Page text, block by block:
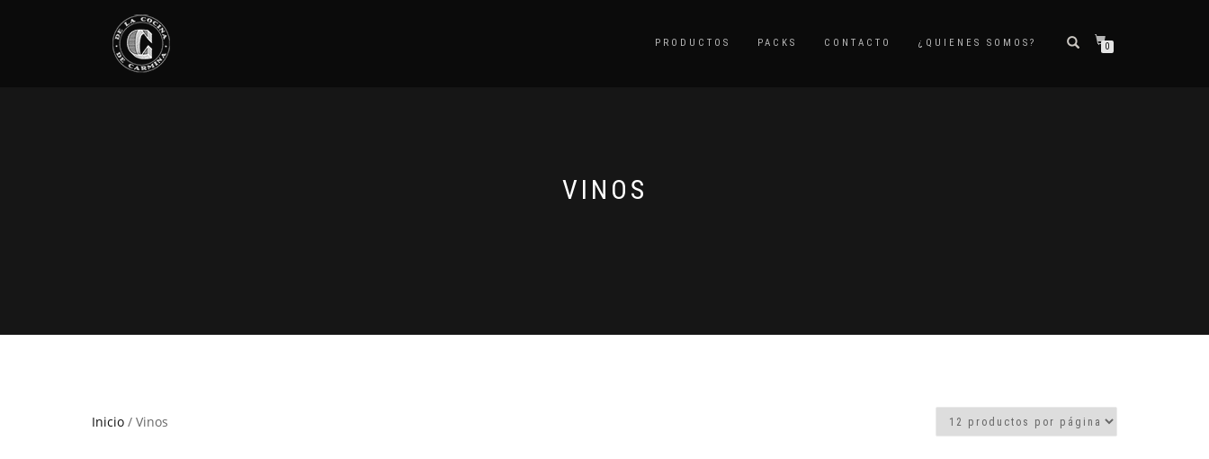
PRODUCTOS PACKS CONTACTO ¿QUIENES SOMOS? 0
VINOS
Inicio / Vinos